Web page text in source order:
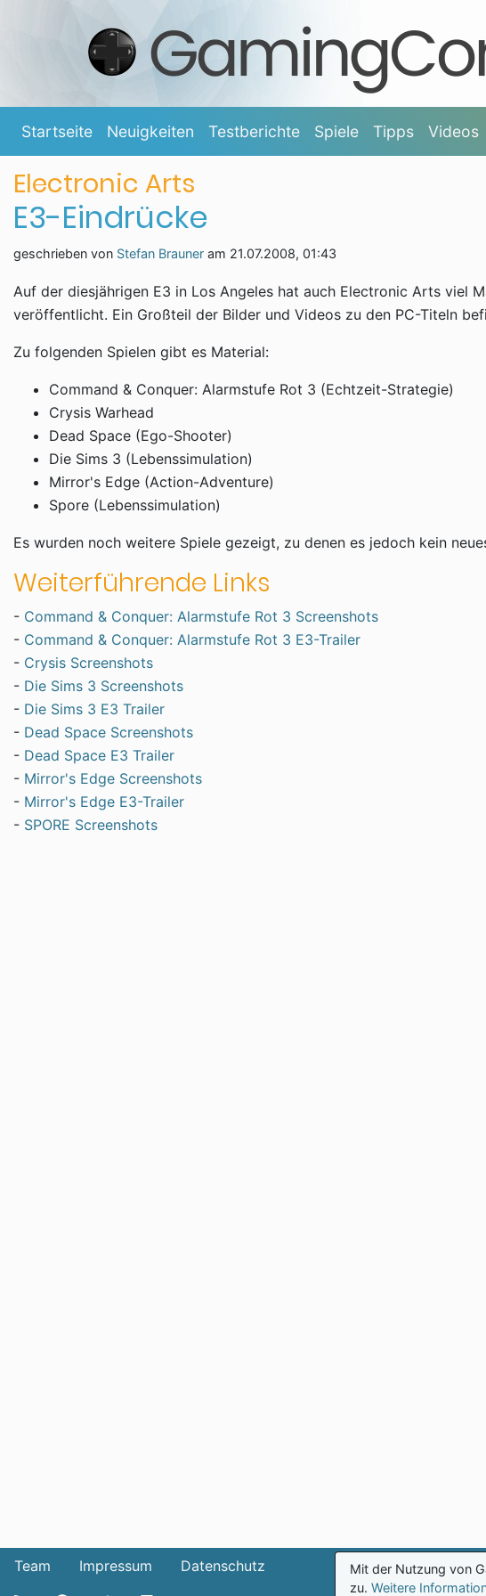
Mit der Nutzung von
zu. Weitere
Startseite Neuigkeiten Testberichte Spiele Tipps Videos
Electronic Arts
E3-Eindrücke
geschrieben von Stefan Brauner am 21.07.2008, 01:43
Auf der diesjährigen E3 in Los Angeles hat auch Electronic Arts viel
veröffentlicht. Ein Großteil der Bilder und Videos zu den PC-Titeln
Zu folgenden Spielen gibt es Material:
Command & Conquer: Alarmstufe Rot 3 (Echtzeit-Strategie)
Crysis Warhead
Dead Space (Ego-Shooter)
Die Sims 3 (Lebenssimulation)
Mirror's Edge (Action-Adventure)
Spore (Lebenssimulation)
Es wurden noch weitere Spiele gezeigt, zu denen es jedoch kein
Weiterführende Links
- Command & Conquer: Alarmstufe Rot 3 Screenshots
- Command & Conquer: Alarmstufe Rot 3 E3-Trailer
- Crysis Screenshots
- Die Sims 3 Screenshots
- Die Sims 3 E3 Trailer
- Dead Space Screenshots
- Dead Space E3 Trailer
- Mirror's Edge Screenshots
- Mirror's Edge E3-Trailer
- SPORE Screenshots
Team Impressum Datenschutz